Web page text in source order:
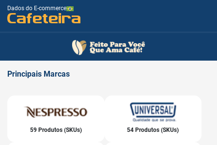
Dados do E-commerce
Cafeteira
Principais Marcas
59 Produtos (SKUs) 54 Produtos (SKUs)